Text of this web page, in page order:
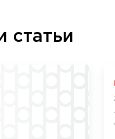
статьи